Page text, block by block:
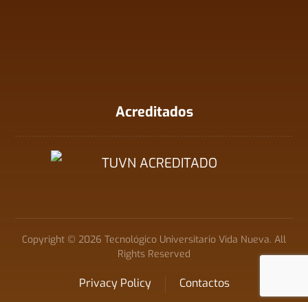
Acreditados
Copyright © 2026 Tecnológico Universitario Vida Nueva. All
Rights Reserved
Contactos
Privacy Policy